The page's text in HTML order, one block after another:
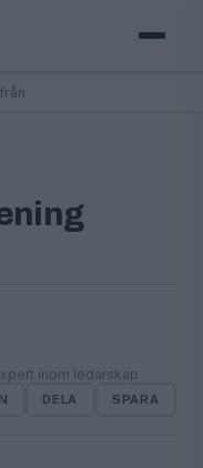
inom ledarskap
DELA SPARA